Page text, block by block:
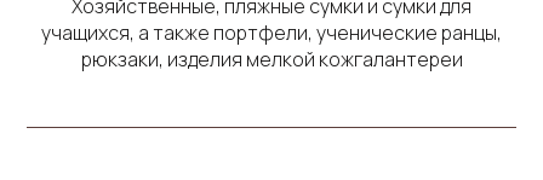
Хозяйственные, пляжные сумки и сумки для
учащихся, а также портфели, ученические ранцы,
рюкзаки, изделия мелкой кожгалантереи